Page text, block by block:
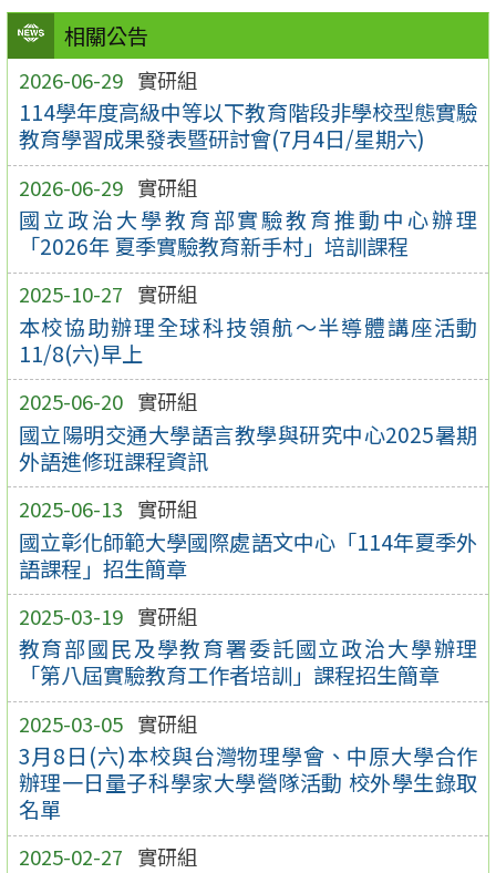
相關公告
2026-06-29 實研組
114學年度高級中等以下教育階段非學校型態實驗
教育學習成果發表暨研討會(7月4日/星期六)
2026-06-29 實研組
國立政治大學教育部實驗教育推動中心辦理
「2026年 夏季實驗教育新手村」培訓課程
2025-10-27 實研組
本校協助辦理全球科技領航～半導體講座活動
11/8(六)早上
2025-06-20 實研組
國立陽明交通大學語言教學與研究中心2025暑期
外語進修班課程資訊
2025-06-13 實研組
國立彰化師範大學國際處語文中心「114年夏季外
語課程」招生簡章
2025-03-19 實研組
教育部國民及學教育署委託國立政治大學辦理
「第八屆實驗教育工作者培訓」課程招生簡章
2025-03-05 實研組
3月8日(六)本校與台灣物理學會、中原大學合作
辦理一日量子科學家大學營隊活動 校外學生錄取
名單
2025-02-27 實研組